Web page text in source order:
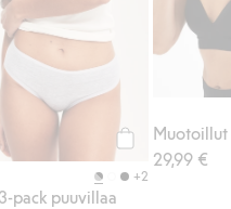
Osta
+2
pack puuvillaa
29,99 €